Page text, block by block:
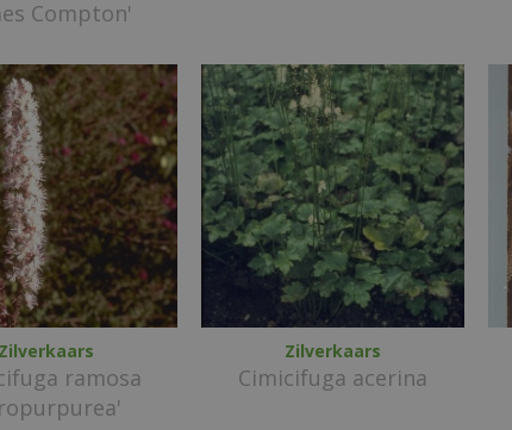
Compton'
Zilverkaars
ramosa
Zilverkaars
Cimicifuga acerina